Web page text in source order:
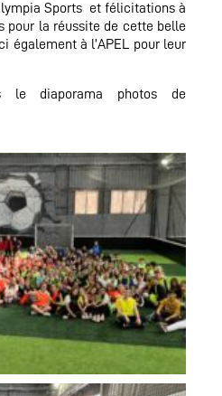
Sports et félicitations à
pour la réussite de cette belle
également à l’APEL pour leur
le diaporama photos de